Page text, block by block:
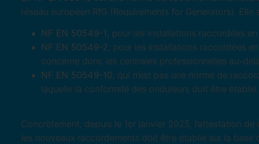
réseau européen RfG (Requirements for Generators). Elle
NF EN 50549-1, pour les installations raccordées
NF EN 50549-2, pour les installations raccordées
concerne donc les centrales professionnelles au-
NF EN 50549-10, qui n’est pas une norme de
laquelle la conformité des onduleurs doit être établie.
Concrètement, depuis le 1er janvier 2025, l’attestation
les nouveaux raccordements doit être établie sur la base